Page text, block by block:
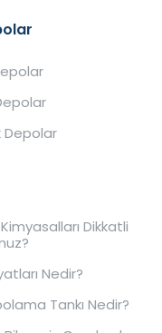
Depolar
Dikkatli
Nedir?
Tankı Nedir?